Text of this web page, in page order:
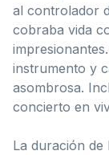
al controlador
cobraba vida
instrumento y
asombrosa.
concierto en
La duración